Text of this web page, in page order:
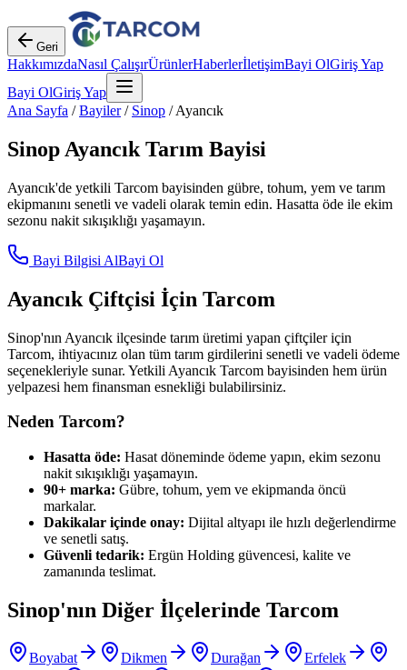
Geri
HakkımızdaNasıl ÇalışırÜrünlerHaberlerİletişimBayi OlGiriş Yap
Bayi OlGiriş Yap
Ana Sayfa /Bayiler/ Sinop /Ayancık
Sinop Ayancık Tarım Bayisi
Ayancık'de yetkili Tarcom bayisinden gübre, tohum, yem ve tarım
ekipmanını senetli ve vadeli olarak temin edin. Hasatta öde ile ekim
sezonu nakit sıkışıklığı yaşamayın.
Bayi Bilgisi AlBayi Ol
Ayancık Çiftçisi İçin Tarcom
Sinop'nın Ayancık ilçesinde tarım üretimi yapan çiftçiler için
Tarcom, ihtiyacınız olan tüm tarım girdilerini senetli ve vadeli ödeme
seçenekleriyle sunar. Yetkili Ayancık Tarcom bayisinden hem ürün
yelpazesi hem finansman esnekliği bulabilirsiniz.
Neden Tarcom?
Hasatta öde: Hasat döneminde ödeme yapın, ekim sezonu
nakit sıkışıklığı yaşamayın.
90+ marka: Gübre, tohum, yem ve ekipmanda öncü
markalar.
Dakikalar içinde onay: Dijital altyapı ile hızlı değerlendirme
ve senetli satış.
Güvenli tedarik: Ergün Holding güvencesi, kalite ve
zamanında teslimat.
Sinop'nın Diğer İlçelerinde Tarcom
Boyabat Dikmen Durağan
Erfelek